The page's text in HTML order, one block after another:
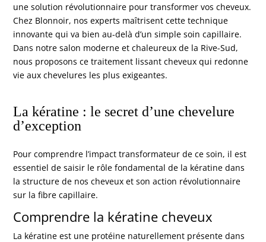
une solution révolutionnaire pour transformer vos cheveux.
Chez Blonnoir, nos experts maîtrisent cette technique
innovante qui va bien au-delà d’un simple soin capillaire.
Dans notre salon moderne et chaleureux de la Rive-Sud,
nous proposons ce traitement lissant cheveux qui redonne
vie aux chevelures les plus exigeantes.
La kératine : le secret d’une chevelure
d’exception
Pour comprendre l’impact transformateur de ce soin, il est
essentiel de saisir le rôle fondamental de la kératine dans
la structure de nos cheveux et son action révolutionnaire
sur la fibre capillaire.
Comprendre la kératine cheveux
La kératine est une protéine naturellement présente dans